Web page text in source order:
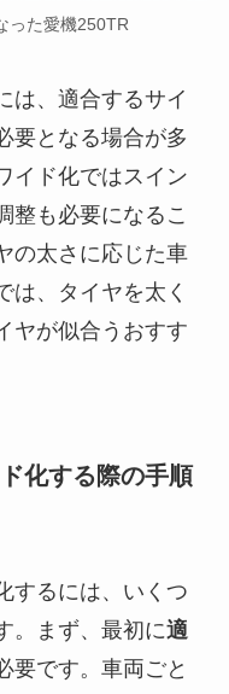
った愛機250TR
は、適合するサイ
要となる場合が多
イド化ではスイン
整も必要になるこ
の太さに応じた車
は、タイヤを太く
ヤが似合うおすす
化する際の手順
するには、いくつ
。まず、最初に適
要です。車両ごと